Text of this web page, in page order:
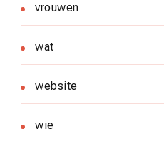
vrouwen
wat
website
wie